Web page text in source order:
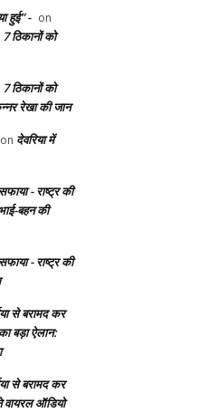
हुई” - on
ठिकानों को
ठिकानों को
रेखा की जान
on देवरिया में
- राष्ट्र की
बहन की
- राष्ट्र की
से बरामद कर
बड़ा ऐलान:
से बरामद कर
ऑडियो